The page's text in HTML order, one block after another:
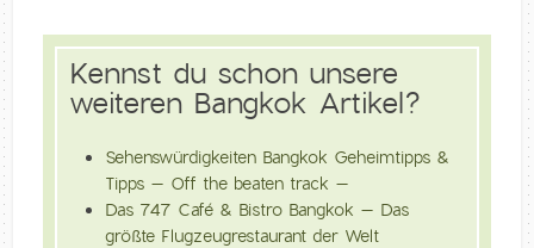
Kennst du schon unsere
weiteren Bangkok Artikel?
Sehenswürdigkeiten Bangkok Geheimtipps &
Tipps – Off the beaten track –
Das 747 Café & Bistro Bangkok – Das
größte Flugzeugrestaurant der Welt